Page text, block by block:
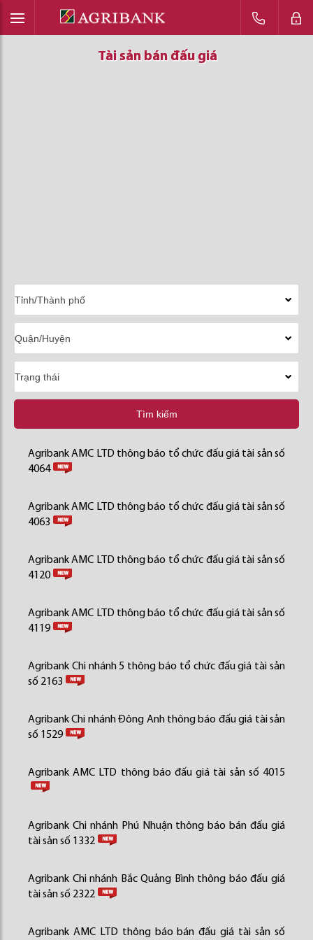
Tài sản bán đấu giá
Tài sản bán đấu giá
Tài sản bán đấu giá
Tìm kiếm
Agribank AMC LTD thông báo tổ chức đấu giá tài sản số
4064
Agribank AMC LTD thông báo tổ chức đấu giá tài sản số
4063
Agribank AMC LTD thông báo tổ chức đấu giá tài sản số
4120
Agribank AMC LTD thông báo tổ chức đấu giá tài sản số
4119
Agribank Chi nhánh 5 thông báo tổ chức đấu giá tài sản
số 2163
Agribank Chi nhánh Đông Anh thông báo đấu giá tài sản
số 1529
Agribank AMC LTD thông báo đấu giá tài sản số 4015
Agribank Chi nhánh Phú Nhuận thông báo bán đấu giá
tài sản số 1332
Agribank Chi nhánh Bắc Quảng Bình thông báo đấu giá
tài sản số 2322
Agribank AMC LTD thông báo bán đấu giá tài sản số